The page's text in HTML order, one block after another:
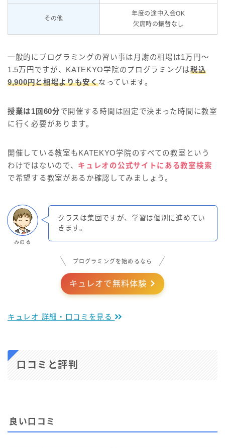
その他
年度の途中入会OK
欠席時の振替なし
一般的にプログラミングの習い事は月謝の相場は1万円～
1.5万円ですが、KATEKYO学院のプログラミングは税込
9,900円と相場よりも安くなっています。
授業は1回60分で開催する時間は固定で決まった時間に教室
に行く必要があります。
開催している教室もKATEKYO学院のすべての教室という
わけではないので、 キュレオの公式サイトにある教室検索
で希望する教室があるか確認してみましょう。
みのる
クラスは集団ですが、学習は個別に進めてい
きます。
プログラミングを始めるなら
キュレオで無料体験
キュレオ 詳細・口コミを見る
口コミと評判
良い口コミ